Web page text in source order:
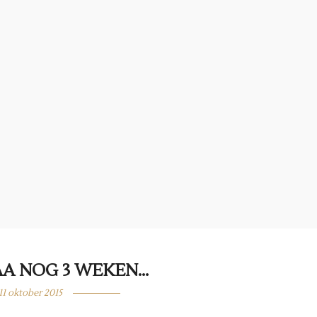
NOG 3 WEKEN…
11 oktober 2015